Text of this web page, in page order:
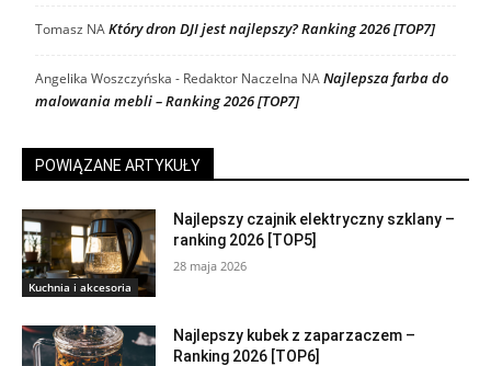
Tomasz NAKtóry dron DJI jest najlepszy? Ranking 2026 [TOP7]
Angelika Woszczyńska - Redaktor Naczelna NANajlepsza farba do
malowania mebli – Ranking 2026 [TOP7]
POWIĄZANE ARTYKUŁY
Kuchnia i akcesoria
Najlepszy czajnik elektryczny szklany –
ranking 2026 [TOP5]
28 maja 2026
Najlepszy kubek z zaparzaczem –
Ranking 2026 [TOP6]